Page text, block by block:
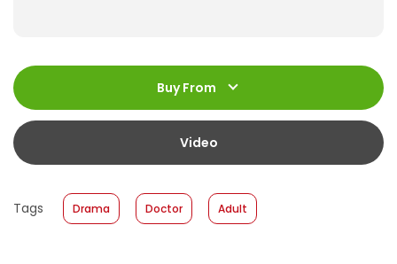
ISBN :
978-623-03-1629-6
256 halaman
Size
:
13 x 18
07 May 2025
Buy From
Video
Tags Drama Doctor Adult